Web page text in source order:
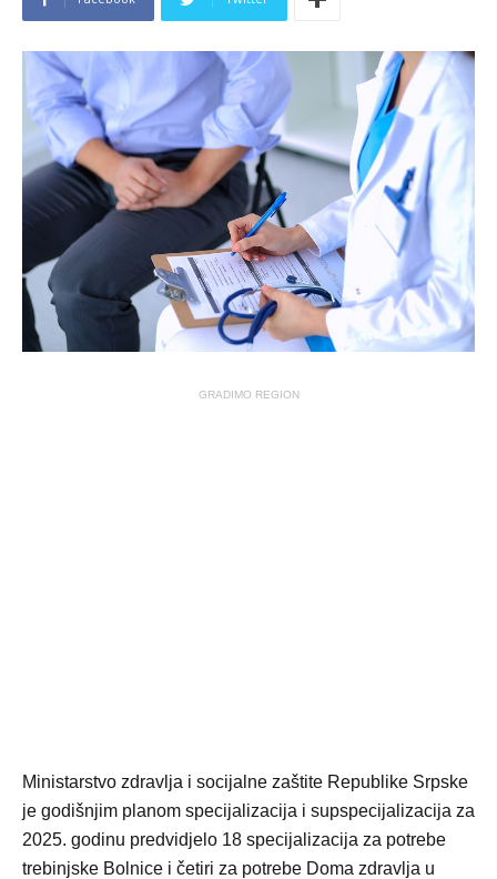
GRADIMO REGION
Ministarstvo zdravlja i socijalne zaštite Republike Srpske
je godišnjim planom specijalizacija i supspecijalizacija za
2025. godinu predvidjelo 18 specijalizacija za potrebe
trebinjske Bolnice i četiri za potrebe Doma zdravlja u